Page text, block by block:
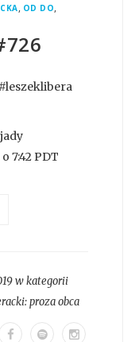
, OD DO,
7:42 PDT
w kategorii
proza obca